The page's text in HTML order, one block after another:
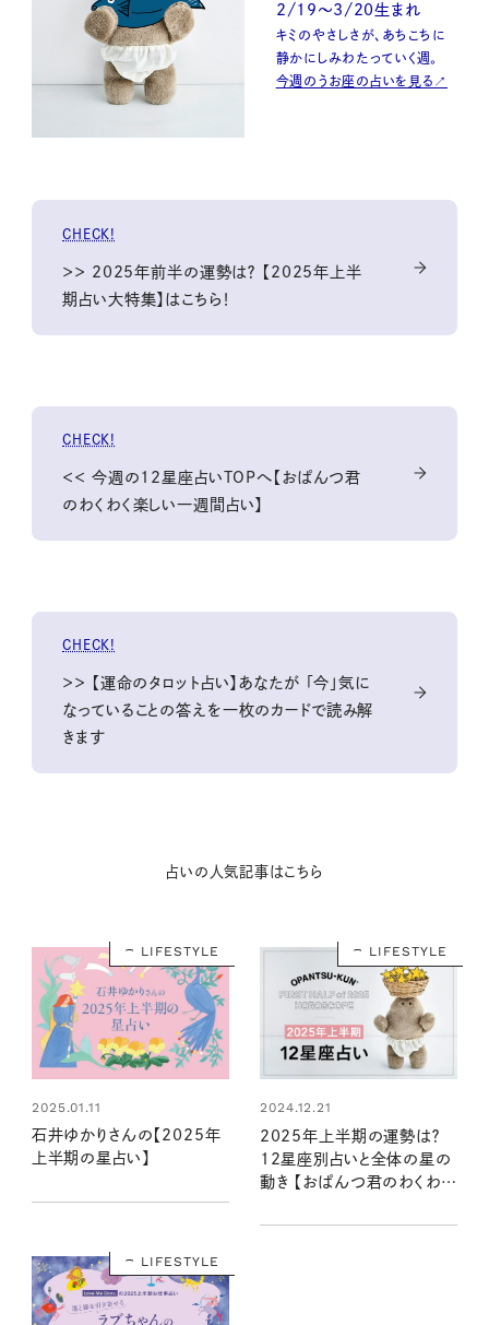
2/19〜3/20生まれ
キミのやさしさが、あちこちに
静かにしみわたっていく週。
今週のうお座の占いを見る↗
CHECK!
＞＞ 2025年前半の運勢は？ 【2025年上半
期占い大特集】はこちら！
CHECK!
＜＜ 今週の12星座占いTOPへ【おぱんつ君
のわくわく楽しい一週間占い】
CHECK!
＞＞ 【運命のタロット占い】あなたが 「今」気に
なっていることの答えを一枚のカードで読み解
きます
占いの人気記事はこちら
LIFESTYLE
2025.01.11
石井ゆかりさんの【2025年
上半期の星占い】
LIFESTYLE
2024.12.21
2025年上半期の運勢は？
12星座別占いと全体の星の
動き 【おぱんつ君のわくわく
LIFESTYLE